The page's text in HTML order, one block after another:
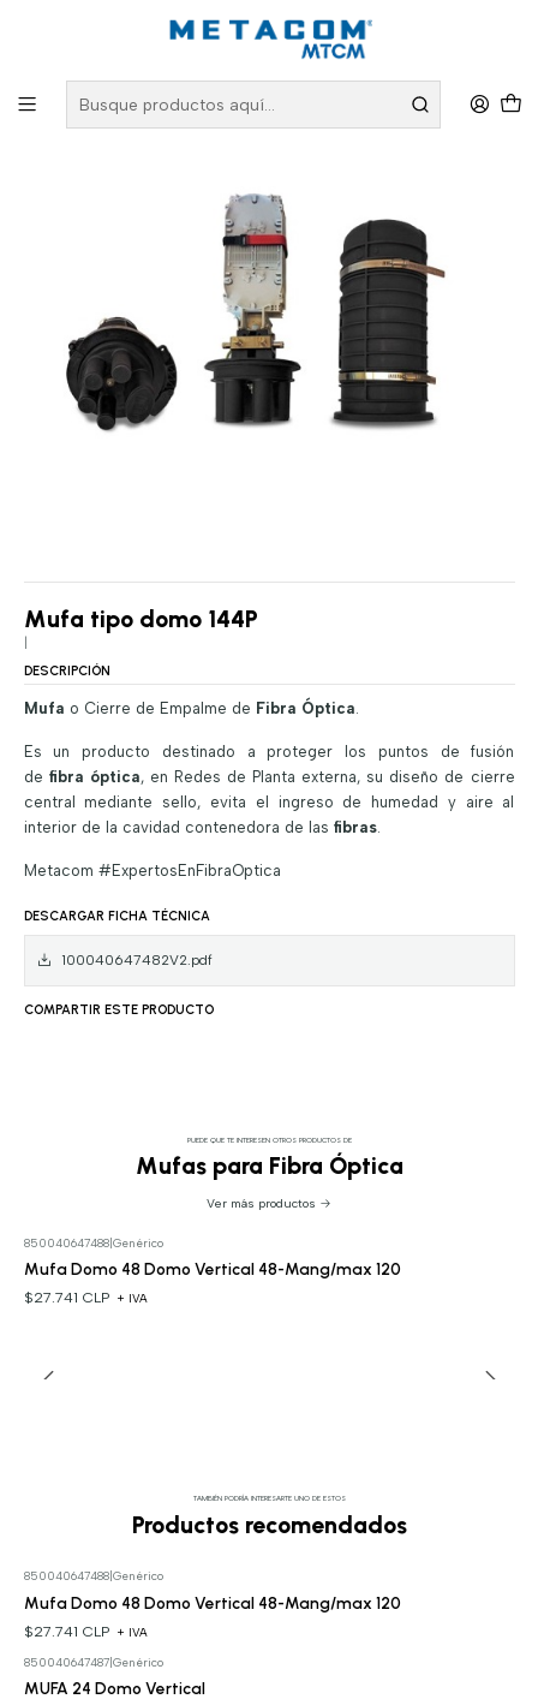
PRODUCTOS Fibra Óptica
Mufas para Fibra Óptica
Mufa tipo domo 144P
Mufa tipo domo 144P
DESCRIPCIÓN
Mufa o Cierre de Empalme de Fibra Óptica.
Es un producto destinado a proteger los puntos de fusión
de fibra óptica, en Redes de Planta externa, su diseño de cierre
central mediante sello, evita el ingreso de humedad y aire al
interior de la cavidad contenedora de las fibras.
Metacom #ExpertosEnFibraOptica
DESCARGAR FICHA TÉCNICA
100040647482V2.pdf
COMPARTIR ESTE PRODUCTO
PUEDE QUE TE INTERESEN OTROS PRODUCTOS DE
Mufas para Fibra Óptica
Ver más productos
850040647488| Genérico
Mufa Domo 48 Domo Vertical 48-Mang/max 120
$27.741 CLP + IVA
TAMBIÉN PODRÍA INTERESARTE UNO DE ESTOS
Productos recomendados
850040647488| Genérico
Mufa Domo 48 Domo Vertical 48-Mang/max 120
$27.741 CLP + IVA
850040647487| Genérico
MUFA 24 Domo Vertical